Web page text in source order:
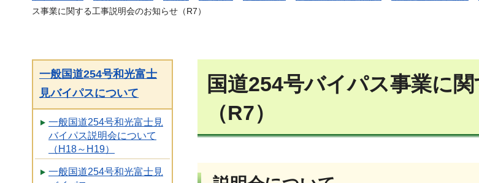
ス事業に関する工事説明会のお知らせ（R7）
一般国道254号和光富士
見バイパスについて
一般国道254号和光富士見
バイパス説明会について
（H18～H19）
一般国道254号和光富士見
国道254号バイパス事業に
（R7）